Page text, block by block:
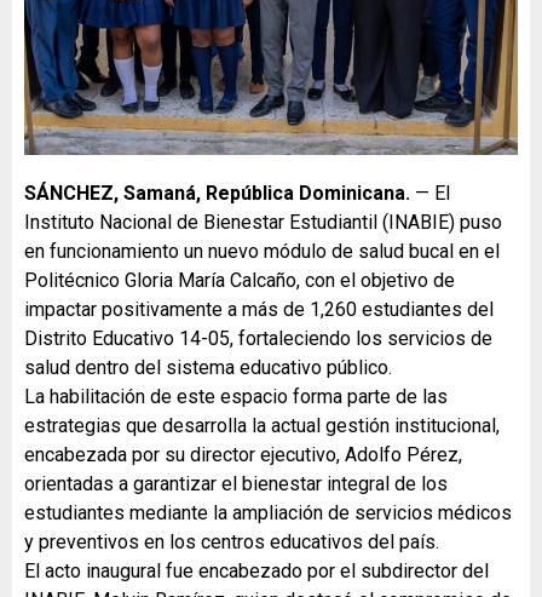
SÁNCHEZ, Samaná, República Dominicana. — El
Instituto Nacional de Bienestar Estudiantil (INABIE) puso
en funcionamiento un nuevo módulo de salud bucal en el
Politécnico Gloria María Calcaño, con el objetivo de
impactar positivamente a más de 1,260 estudiantes del
Distrito Educativo 14-05, fortaleciendo los servicios de
salud dentro del sistema educativo público.
La habilitación de este espacio forma parte de las
estrategias que desarrolla la actual gestión institucional,
encabezada por su director ejecutivo, Adolfo Pérez,
orientadas a garantizar el bienestar integral de los
estudiantes mediante la ampliación de servicios médicos
y preventivos en los centros educativos del país.
El acto inaugural fue encabezado por el subdirector del